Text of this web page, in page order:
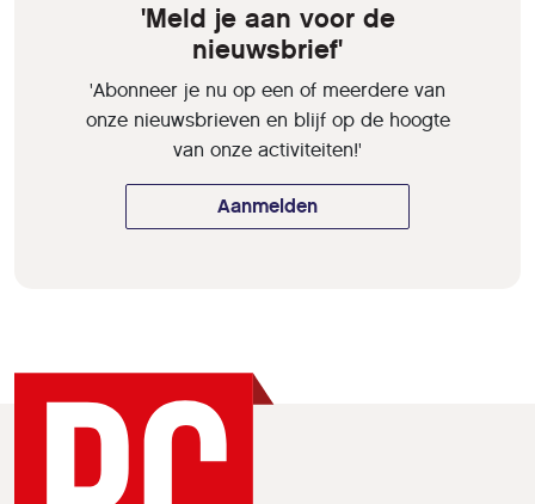
'Meld je aan voor de
nieuwsbrief'
'Abonneer je nu op een of meerdere van
onze nieuwsbrieven en blijf op de hoogte
van onze activiteiten!'
Aanmelden